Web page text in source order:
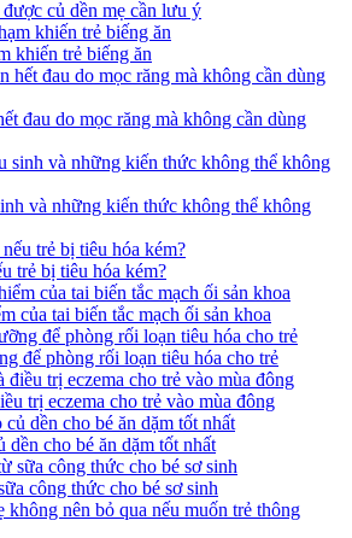
củ dền mẹ cần lưu ý
khiến trẻ biếng ăn
đau do mọc răng mà không cần dùng
và những kiến thức không thể không
trẻ bị tiêu hóa kém?
của tai biến tắc mạch ối sản khoa
để phòng rối loạn tiêu hóa cho trẻ
trị eczema cho trẻ vào mùa đông
dền cho bé ăn dặm tốt nhất
công thức cho bé sơ sinh